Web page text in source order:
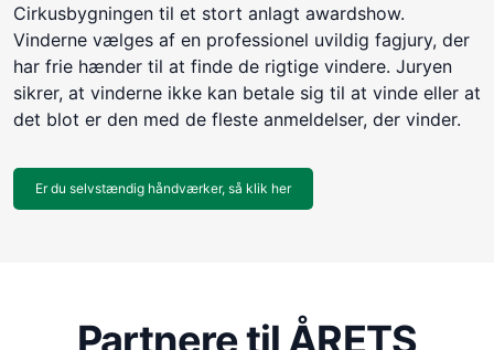
Cirkusbygningen til et stort anlagt awardshow.
Vinderne vælges af en professionel uvildig fagjury, der
har frie hænder til at finde de rigtige vindere. Juryen
sikrer, at vinderne ikke kan betale sig til at vinde eller at
det blot er den med de fleste anmeldelser, der vinder.
Er du selvstændig håndværker, så klik her
Partnere til ÅRETS